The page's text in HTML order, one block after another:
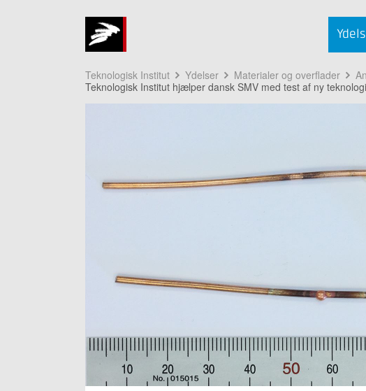
Teknologisk Institut Ydelser Materialer og overflader
Teknologisk Institut hjælper dansk SMV med test af ny